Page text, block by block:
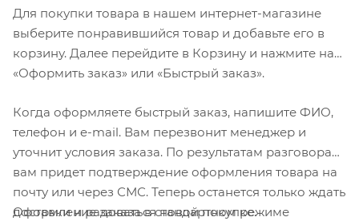
Для покупки товара в нашем интернет-магазине
выберите понравившийся товар и добавьте его в
корзину. Далее перейдите в Корзину и нажмите на
«Оформить заказ» или «Быстрый заказ».
Когда оформляете быстрый заказ, напишите ФИО,
телефон и e-mail. Вам перезвонит менеджер и
уточнит условия заказа. По результатам разговора
вам придет подтверждение оформления товара на
почту или через СМС. Теперь останется только ждать
доставки и радоваться новой покупке.
Оформление заказа в стандартном режиме